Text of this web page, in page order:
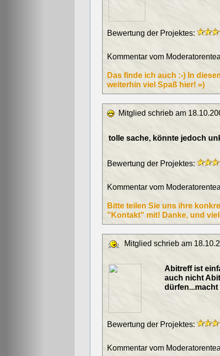
Bewertung der Projektes:
Kommentar vom
Das finde ich auch :-) In
weiterhin viel Spaß hier! =)
Mitglied schrieb am
tolle sache, könnte jedoch
Bewertung der Projektes:
Kommentar vom
Bitte teilen Sie uns ihre
"Kontakt" mit! Danke, und
Mitglied schrieb am
Abitreff ist
auch nicht
dürfen...macht
Bewertung der Projektes:
Kommentar vom